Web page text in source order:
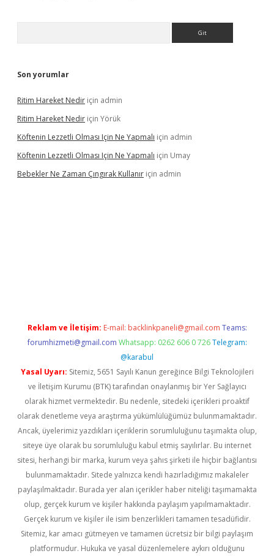
Son yorumlar
Ritim Hareket Nedir için admin
Ritim Hareket Nedir için Yörük
Köftenin Lezzetli Olması Için Ne Yapmalı için admin
Köftenin Lezzetli Olması Için Ne Yapmalı için Umay
Bebekler Ne Zaman Çıngırak Kullanır için admin
Reklam ve İletişim: E-mail: backlinkpaneli@gmail.com Teams:
forumhizmeti@gmail.com Whatsapp: 0262 606 0 726 Telegram:
@karabul
Yasal Uyarı: Sitemiz, 5651 Sayılı Kanun gereğince Bilgi Teknolojileri
ve İletişim Kurumu (BTK) tarafından onaylanmış bir Yer Sağlayıcı
olarak hizmet vermektedir. Bu nedenle, sitedeki içerikleri proaktif
olarak denetleme veya araştırma yükümlülüğümüz bulunmamaktadır.
Ancak, üyelerimiz yazdıkları içeriklerin sorumluluğunu taşımakta olup,
siteye üye olarak bu sorumluluğu kabul etmiş sayılırlar. Bu internet
sitesi, herhangi bir marka, kurum veya şahıs şirketi ile hiçbir bağlantısı
bulunmamaktadır. Sitede yalnızca kendi hazırladığımız makaleler
paylaşılmaktadır. Burada yer alan içerikler haber niteliği taşımamakta
olup, gerçek kurum ve kişiler hakkında paylaşım yapılmamaktadır.
Gerçek kurum ve kişiler ile isim benzerlikleri tamamen tesadüfidir.
Sitemiz, kar amacı gütmeyen ve tamamen ücretsiz bir bilgi paylaşım
platformudur. Hukuka ve yasal düzenlemelere aykırı olduğunu